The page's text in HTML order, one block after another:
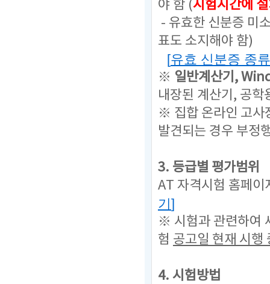
야 함 (시험시간에
- 유효한 신분증 미
표도 소지해야 함)
[유효 신분증 종
※ 일반계산기,
내장된 계산기, 공학
※ 집합 온라인 고사
발견되는 경우 부정
3. 등급별 평가범위
AT 자격시험 홈페
기]
※ 시험과 관련하여
험 공고일 현재 시행
4. 시험방법